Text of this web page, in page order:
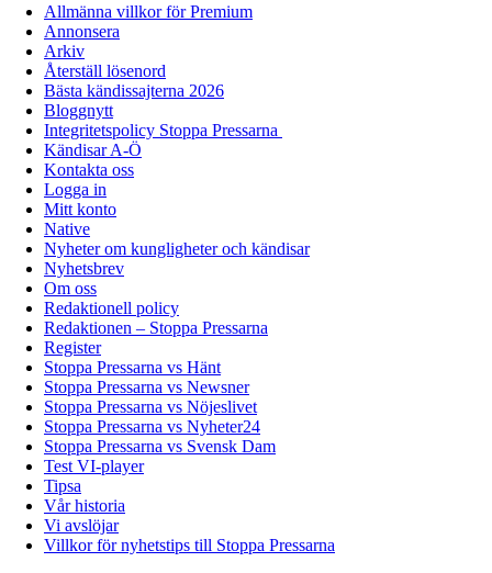
Allmänna villkor för Premium
Annonsera
Arkiv
Återställ lösenord
Bästa kändissajterna 2026
Bloggnytt
Integritetspolicy Stoppa Pressarna
Kändisar A-Ö
Kontakta oss
Logga in
Mitt konto
Native
Nyheter om kungligheter och kändisar
Nyhetsbrev
Om oss
Redaktionell policy
Redaktionen – Stoppa Pressarna
Register
Stoppa Pressarna vs Hänt
Stoppa Pressarna vs Newsner
Stoppa Pressarna vs Nöjeslivet
Stoppa Pressarna vs Nyheter24
Stoppa Pressarna vs Svensk Dam
Test VI-player
Tipsa
Vår historia
Vi avslöjar
Villkor för nyhetstips till Stoppa Pressarna